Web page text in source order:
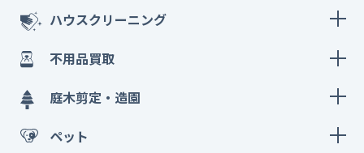
ハウスクリーニング
不用品買取
庭木剪定・造園
ペット